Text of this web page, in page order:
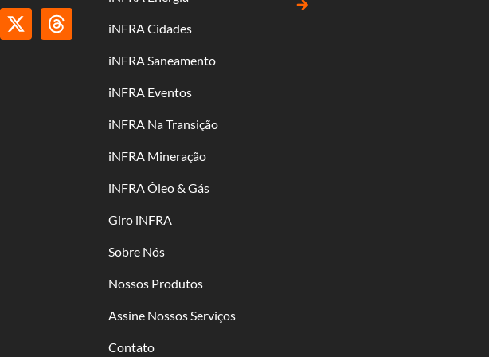
iNFRA Cidades
iNFRA Saneamento
iNFRA Eventos
iNFRA Na Transição
iNFRA Mineração
iNFRA Óleo & Gás
Giro iNFRA
Sobre Nós
Nossos Produtos
Assine Nossos Serviços
Contato
arrow_forward